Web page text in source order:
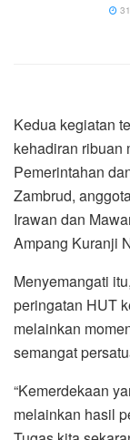
Kedua kegiatan
kehadiran ribuan
Pemerintahan
Zambrud,
Irawan dan
Ampang Kuranji
Menyemangati
peringatan HUT
melainkan
semangat
“Kemerdekaan
melainkan hasil